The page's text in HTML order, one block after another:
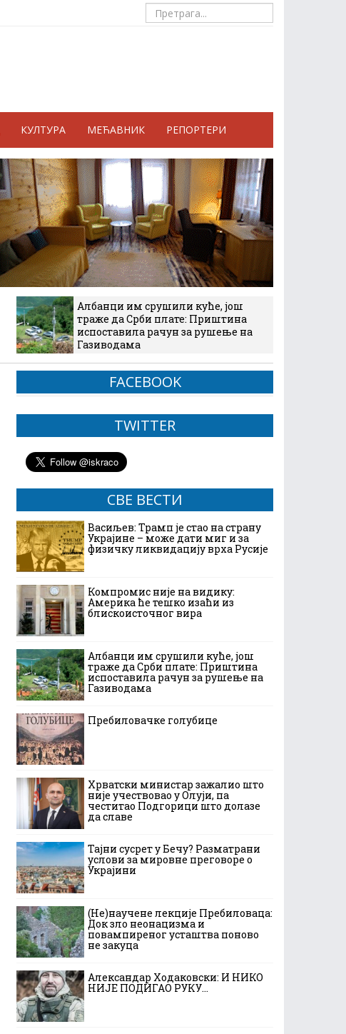
КУЛТУРА МЕЋАВНИК РЕПОРТЕРИ
Албанци им срушили куће, још
траже да Срби плате: Приштина
испоставила рачун за рушење на
Газиводама
FACEBOOK
TWITTER
СВЕ ВЕСТИ
Васиљев: Трамп је стао на страну
Украјине – може дати миг и за
физичку ликвидацију врха Русије
Компромис није на видику:
Америка ће тешко изаћи из
блискоисточног вира
Албанци им срушили куће, још
траже да Срби плате: Приштина
испоставила рачун за рушење на
Газиводама
Пребиловачке голубице
Хрватски министар зажалио што
није учествовао у Олуји, па
честитао Подгорици што долазе
да славе
Тајни сусрет у Бечу? Разматрани
услови за мировне преговоре о
Украјини
(Не)научене лекције Пребиловаца:
Док зло неонацизма и
повампиреног усташтва поново
не закуца
Александар Ходаковски: И НИКО
НИЈЕ ПОДИГАО РУКУ…